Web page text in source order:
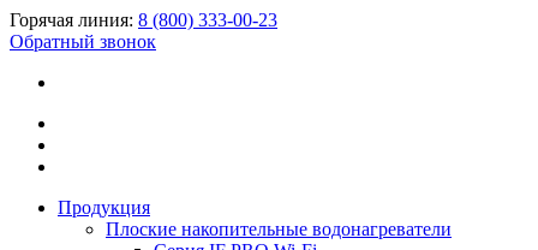
Горячая линия: 8 (800) 333-00-23
Обратный звонок
Продукция
Плоские накопительные водонагреватели